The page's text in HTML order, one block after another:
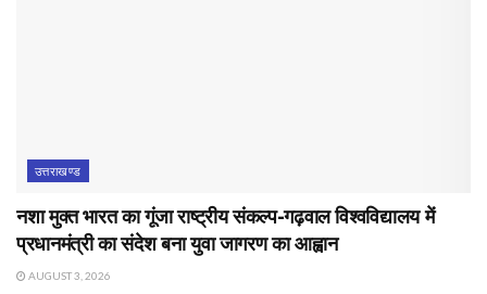
उत्तराखण्ड
नशा मुक्त भारत का गूंजा राष्ट्रीय संकल्प-गढ़वाल विश्वविद्यालय में
प्रधानमंत्री का संदेश बना युवा जागरण का आह्वान
AUGUST 3, 2026